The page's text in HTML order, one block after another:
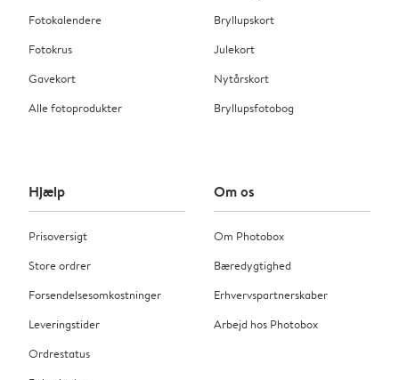
Fotokalendere
Fotokrus
Gavekort
Alle fotoprodukter
Bryllupskort
Julekort
Nytårskort
Bryllupsfotobog
Hjælp
Prisoversigt
Store ordrer
Forsendelsesomkostninger
Leveringstider
Ordrestatus
Om os
Om Photobox
Bæredygtighed
Erhvervspartnerskaber
Arbejd hos Photobox